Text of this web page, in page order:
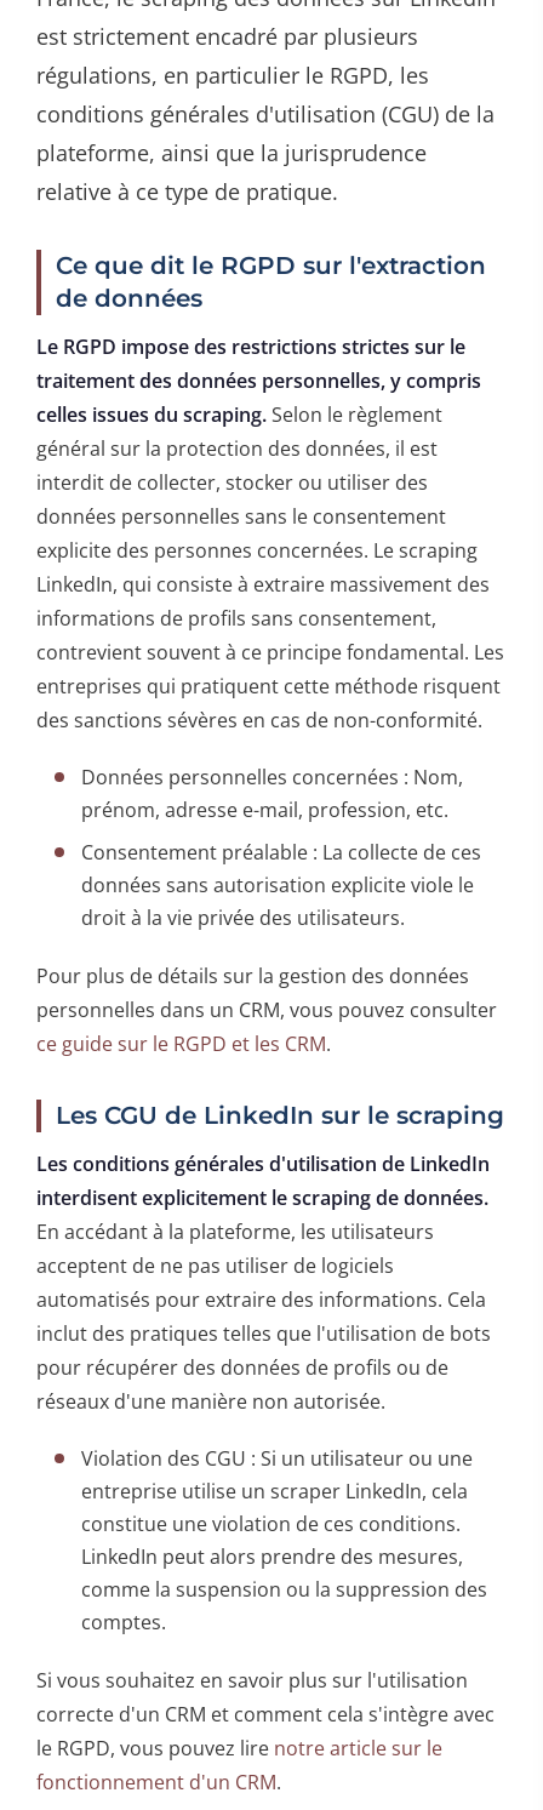
est strictement encadré par plusieurs
régulations, en particulier le RGPD, les
conditions générales d'utilisation (CGU) de la
plateforme, ainsi que la jurisprudence
relative à ce type de pratique.
Ce que dit le RGPD sur l'extraction
de données
Le RGPD impose des restrictions strictes sur le
traitement des données personnelles, y compris
celles issues du scraping.Selon le règlement
général sur la protection des données, il est
interdit de collecter, stocker ou utiliser des
données personnelles sans le consentement
explicite des personnes concernées. Le scraping
LinkedIn, qui consiste à extraire massivement des
informations de profils sans consentement,
contrevient souvent à ce principe fondamental. Les
entreprises qui pratiquent cette méthode risquent
des sanctions sévères en cas de non-conformité.
Données personnelles concernées : Nom,
prénom, adresse e-mail, profession, etc.
Consentement préalable : La collecte de ces
données sans autorisation explicite viole le
droit à la vie privée des utilisateurs.
Pour plus de détails sur la gestion des données
personnelles dans un CRM, vous pouvez consulter
ce guide sur le RGPD et les CRM.
Les CGU de LinkedIn sur le scraping
Les conditions générales d'utilisation de LinkedIn
interdisent explicitement le scraping de données.
En accédant à la plateforme, les utilisateurs
acceptent de ne pas utiliser de logiciels
automatisés pour extraire des informations. Cela
inclut des pratiques telles que l'utilisation de bots
pour récupérer des données de profils ou de
réseaux d'une manière non autorisée.
Violation des CGU : Si un utilisateur ou une
entreprise utilise un scraper LinkedIn, cela
constitue une violation de ces conditions.
LinkedIn peut alors prendre des mesures,
comme la suspension ou la suppression des
comptes.
Si vous souhaitez en savoir plus sur l'utilisation
correcte d'un CRM et comment cela s'intègre avec
le RGPD, vous pouvez lire notre article sur le
fonctionnement d'un CRM.